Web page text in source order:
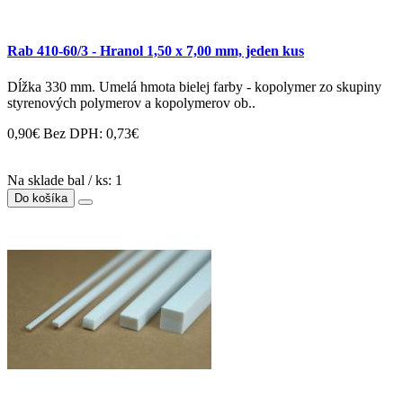
Rab 410-60/3 - Hranol 1,50 x 7,00 mm, jeden kus
Dĺžka 330 mm. Umelá hmota bielej farby - kopolymer zo skupiny
styrenových polymerov a kopolymerov ob..
0,90€ Bez DPH: 0,73€
Na sklade bal / ks: 1
Do košíka